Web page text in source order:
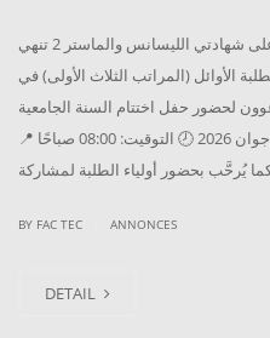
إعلان لفائدة الطلبة الأوائل المتحصلين على شهادتي الليسانس والماستر 2 تنهي
الأوائل (المراتب الثلاث الأولى) في
لحضور حفل اختتام السنة الجامعية
2026/2025، وذلك يوم 📅 الأربعاء 24 جوان 2026 🕗 التوقيت: 08:00 صباحًا 📍
BY FAC TEC ANNONCES
DETAIL